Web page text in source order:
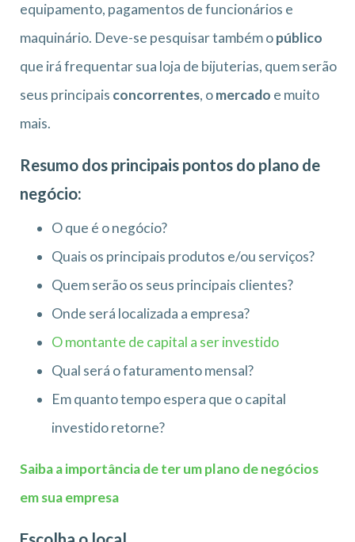
equipamento, pagamentos de funcionários e
maquinário. Deve-se pesquisar também opúblico
que irá frequentar sua loja de bijuterias, quem serão
seus principais concorrentes, omercado e muito
mais.
Resumo dos principais pontos do plano de
negócio:
O que é o negócio?
Quais os principais produtos e/ou serviços?
Quem serão os seus principais clientes?
Onde será localizada a empresa?
O montante de capital a ser investido
Qual será o faturamento mensal?
Em quanto tempo espera que o capital
investido retorne?
Saiba a importância de ter um plano de negócios
em sua empresa